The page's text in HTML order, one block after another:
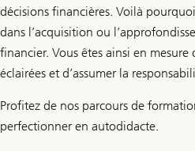
décisions financières. Voilà
dans l’acquisition ou
financier. Vous êtes ainsi en mesure
éclairées et d’assumer la
Profitez de nos parcours de
perfectionner en autodidacte.